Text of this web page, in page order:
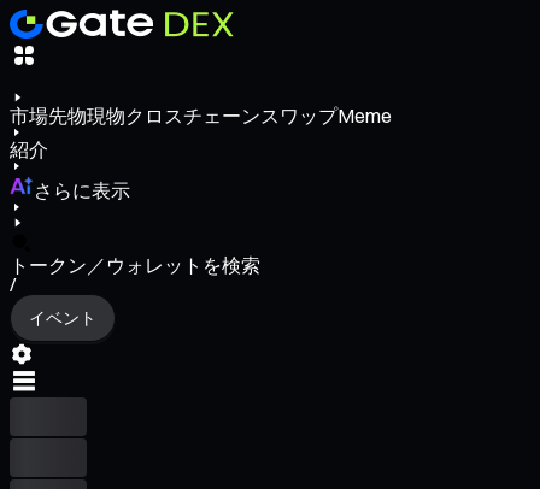
市場先物現物クロスチェーンスワップMeme
紹介
さらに表示
トークン／ウォレットを検索
/
イベント